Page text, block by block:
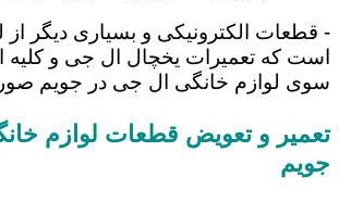
- قطعات الکترونیکی و بسیاری دیگر از
است که تعمیرات یخچال ال جی و کلیه
سوی لوازم خانگی ال جی در جویم
تعمیر و تعویض قطعات لوازم
جویم